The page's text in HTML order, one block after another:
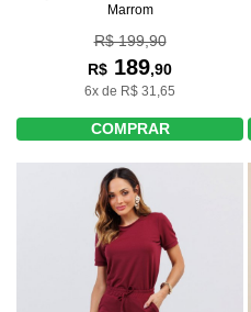
Marrom
R$ 199,90
R$ 189,90
6x de R$ 31,65
COMPRAR